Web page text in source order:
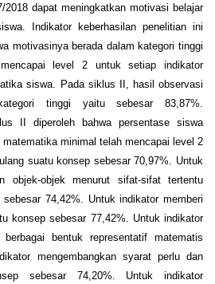
2018 dapat meningkatkan motivasi belajar
Indikator keberhasilan penelitian ini
motivasinya berada dalam kategori tinggi
level 2 untuk setiap indikator
siswa. Pada siklus II, hasil observasi
tinggi yaitu sebesar 83,87%.
II diperoleh bahwa persentase siswa
minimal telah mencapai level 2
suatu konsep sebesar 70,97%. Untuk
objek-objek menurut sifat-sifat tertentu
74,42%. Untuk indikator memberi
konsep sebesar 77,42%. Untuk indikator
bentuk representatif matematis
mengembangkan syarat perlu dan
sebesar 74,20%. Untuk indikator